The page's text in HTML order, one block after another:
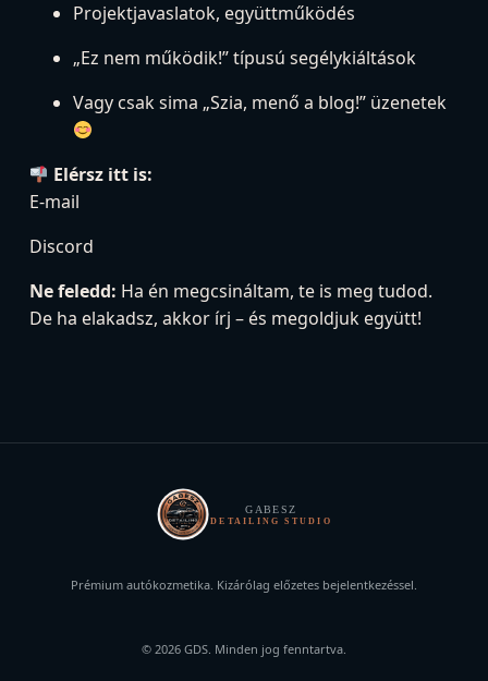
Projektjavaslatok, együttműködés
„Ez nem működik!” típusú segélykiáltások
Vagy csak sima „Szia, menő a blog!” üzenetek
Elérsz itt is:
E-mail
Discord
Ne feledd: Ha én megcsináltam, te is meg tudod.
De ha elakadsz, akkor írj – és megoldjuk együtt!
GABESZ
DETAILING STUDIO
Prémium autókozmetika. Kizárólag előzetes bejelentkezéssel.
© 2026 GDS. Minden jog fenntartva.